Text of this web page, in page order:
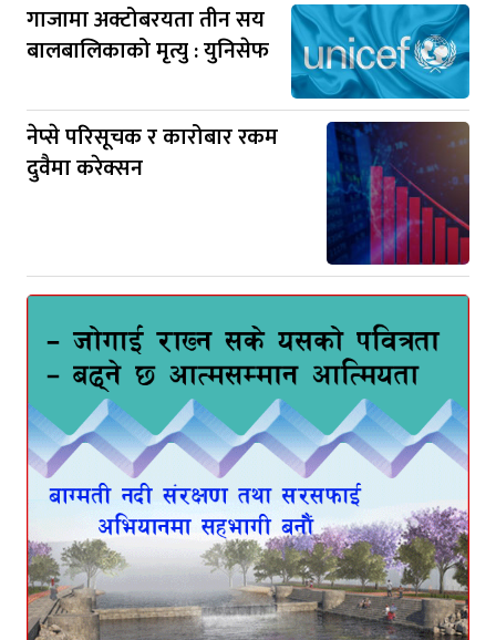
गाजामा अक्टोबरयता तीन सय
बालबालिकाको मृत्यु : युनिसेफ
नेप्से परिसूचक र कारोबार रकम
दुवैमा करेक्सन